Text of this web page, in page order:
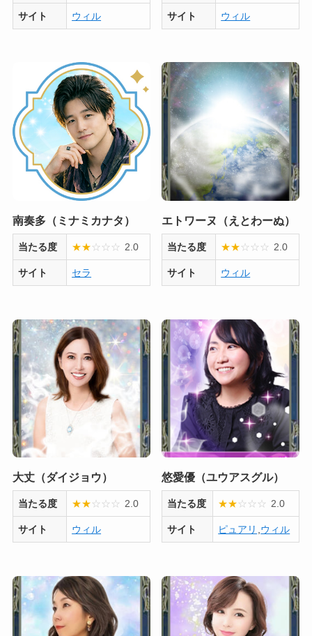
サイト ウィル サイト ウィル
南奏多（ミナミカナタ）
当たる度 ★★☆ ☆ ☆ 2.0
サイト セラ
エトワーヌ（えとわーぬ）
当たる度 ★★☆ ☆ ☆ 2.0
サイト ウィル
大丈（ダイジョウ）
当たる度 ★★☆ ☆ ☆ 2.0
サイト ウィル
悠愛優（ユウアスグル）
当たる度 ★★☆ ☆ ☆ 2.0
サイト ピュアリ ウィル